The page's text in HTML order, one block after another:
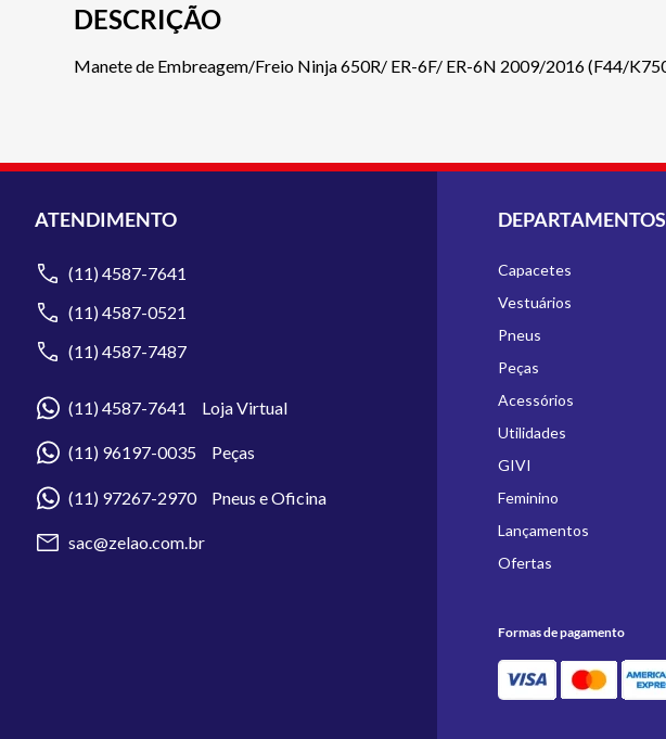
DESCRIÇÃO
Manete de Embreagem/Freio Ninja 650R/ ER-6F/ ER-6N 2009/2016 (F44/
ATENDIMENTO
(11) 4587-7641
(11) 4587-0521
(11) 4587-7487
(11) 4587-7641 Loja Virtual
(11) 96197-0035 Peças
(11) 97267-2970 Pneus e Oficina
sac@zelao.com.br
DEPARTAMENTOS
Capacetes
Vestuários
Pneus
Peças
Acessórios
Utilidades
GIVI
Feminino
Lançamentos
Ofertas
Formas de pagamento